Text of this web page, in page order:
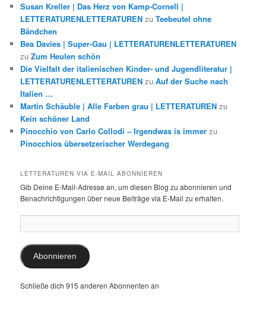
Susan Kreller | Das Herz von Kamp-Cornell |
LETTERATURENLETTERATUREN zuTeebeutel ohne
Bändchen
Bea Davies | Super-Gau | LETTERATURENLETTERATUREN
zuZum Heulen schön
Die Vielfalt der italienischen Kinder- und Jugendliteratur |
LETTERATURENLETTERATUREN zuAuf der Suche nach
Italien …
Martin Schäuble | Alle Farben grau | LETTERATUREN zu
Kein schöner Land
Pinocchio von Carlo Collodi – Irgendwas is immer zu
Pinocchios übersetzerischer Werdegang
LETTERATUREN VIA E-MAIL ABONNIEREN
Gib Deine E-Mail-Adresse an, um diesen Blog zu abonnieren und
Benachrichtigungen über neue Beiträge via E-Mail zu erhalten.
Mail-
Adresse:
Abonnieren
Schließe dich 915 anderen Abonnenten an